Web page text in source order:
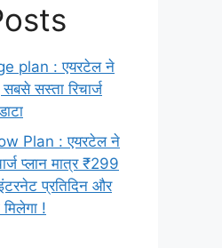
plan : एयरटेल ने
सस्ता रिचार्ज
Plan : एयरटेल ने
प्लान मात्र ₹299
प्रतिदिन और
!